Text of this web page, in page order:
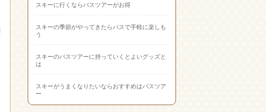
スキーに行くならバスツアーがお得
スキーの季節がやってきたらバスで手軽に楽しも
う
スキーのバスツアーに持っていくとよいグッズと
は
スキーがうまくなりたいならおすすめはバスツア
ー